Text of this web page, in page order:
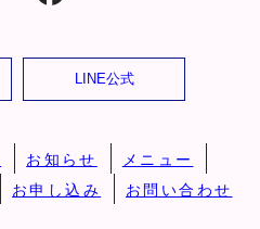
LINE公式
お知らせ
メニュー
お申し込み お問い合わせ